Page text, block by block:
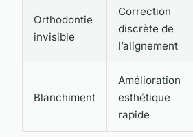
Orthodontie
invisible
Correction
discrète de
l’alignement
Blanchiment
Amélioration
esthétique
rapide